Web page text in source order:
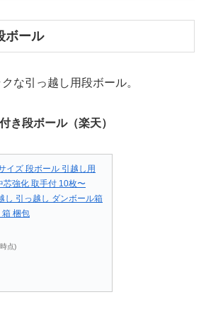
ボール
な引っ越し用段ボール。
き段ボール（楽天）
イズ 段ボール 引越し用
強化 取手付 10枚〜
し 引っ越し ダンボール箱
箱 梱包
点)